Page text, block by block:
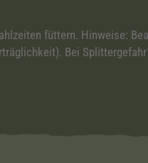
füttern. Hinweise:
Bei